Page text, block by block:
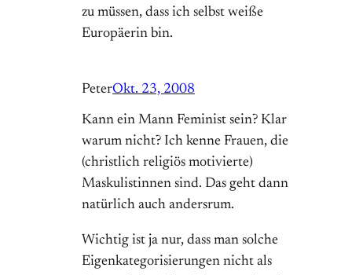
zu müssen, dass ich selbst weiße
Europäerin bin.
PeterOkt. 23, 2008
Kann ein Mann Feminist sein? Klar
warum nicht? Ich kenne Frauen, die
(christlich religiös motivierte)
Maskulistinnen sind. Das geht dann
natürlich auch andersrum.
Wichtig ist ja nur, dass man solche
Eigenkategorisierungen nicht als